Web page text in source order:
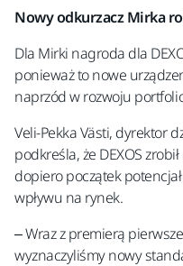
Nowy odkurzacz Mirka
Dla Mirki nagroda dla
ponieważ to nowe
naprzód w rozwoju
Veli-Pekka Västi, dyrektor
podkreśla, że DEXOS
dopiero początek
wpływu na rynek.
– Wraz z premierą
wyznaczyliśmy nowy